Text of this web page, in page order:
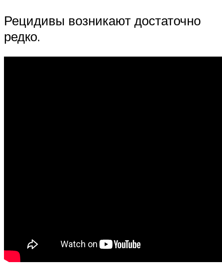
Рецидивы возникают достаточно
редко.